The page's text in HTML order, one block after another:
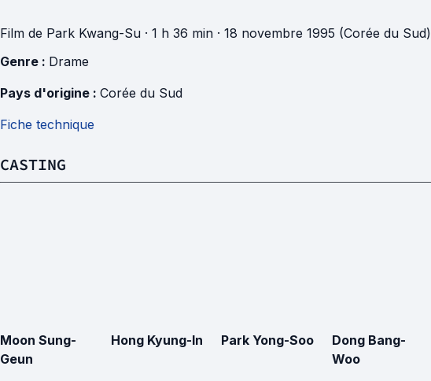
Film de Park Kwang-Su · 1 h 36 min · 18 novembre 1995 (Corée du Sud)
Genre : Drame
Pays d'origine : Corée du Sud
Fiche technique
CASTING
Moon Sung-
Geun
Hong Kyung-In Park Yong-Soo
Dong Bang-
Woo